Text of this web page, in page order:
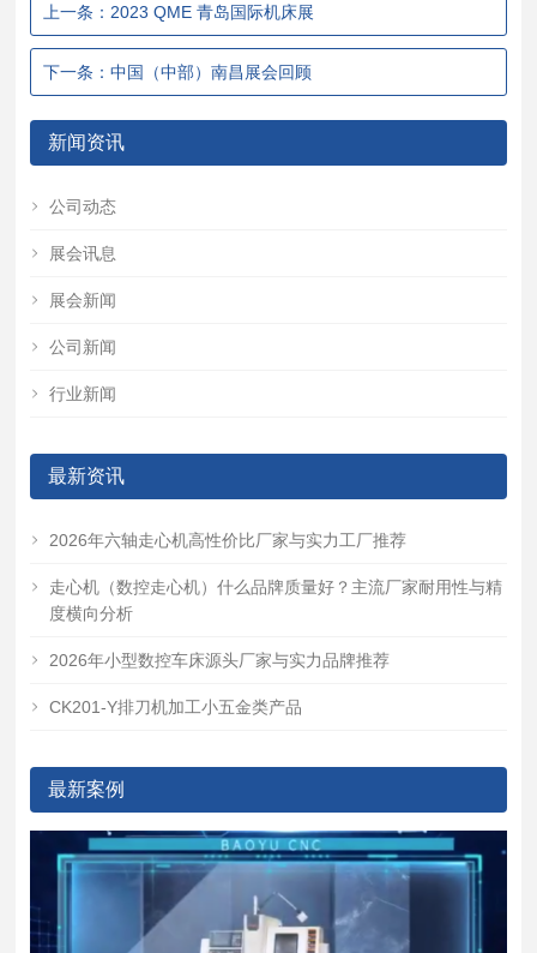
上一条：2023 QME 青岛国际机床展
下一条：中国（中部）南昌展会回顾
新闻资讯
公司动态
展会讯息
展会新闻
公司新闻
行业新闻
最新资讯
2026年六轴走心机高性价比厂家与实力工厂推荐
走心机（数控走心机）什么品牌质量好？主流厂家耐用性与精
度横向分析
2026年小型数控车床源头厂家与实力品牌推荐
CK201-Y排刀机加工小五金类产品
最新案例